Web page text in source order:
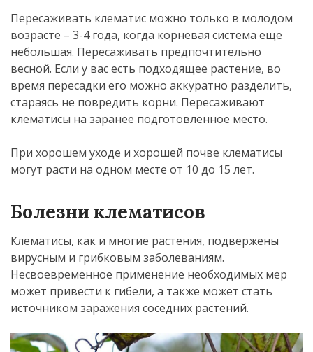
Пересаживать клематис можно только в молодом
возрасте – 3-4 года, когда корневая система еще
небольшая. Пересаживать предпочтительно
весной. Если у вас есть подходящее растение, во
время пересадки его можно аккуратно разделить,
стараясь не повредить корни. Пересаживают
клематисы на заранее подготовленное место.
При хорошем уходе и хорошей почве клематисы
могут расти на одном месте от 10 до 15 лет.
Болезни клематисов
Клематисы, как и многие растения, подвержены
вирусным и грибковым заболеваниям.
Несвоевременное применение необходимых мер
может привести к гибели, а также может стать
источником заражения соседних растений.